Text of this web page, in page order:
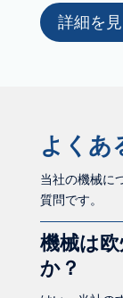
詳細を
よくあ
当社の機械に
質問です。
機械は
か？